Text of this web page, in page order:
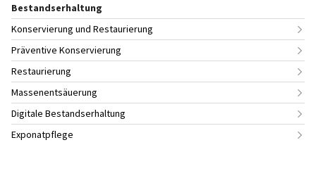
Bestandserhaltung
Konservierung und Restaurierung
Präventive Konservierung
Restaurierung
Massenentsäuerung
Digitale Bestandserhaltung
Exponatpflege